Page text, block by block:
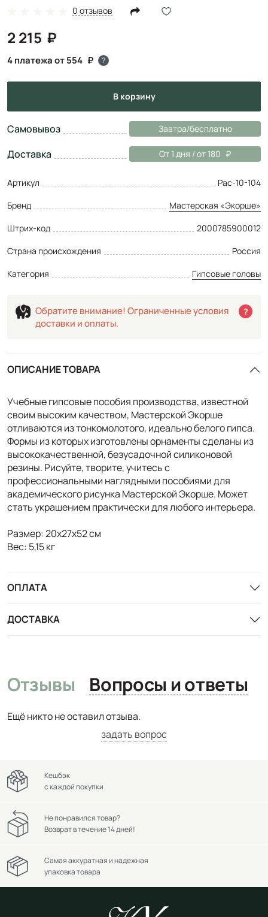
0 отзывов
2 215
4 платежа от 554 ?
в корзину
Самовывоз Завтра/бесплатно
Доставка От 1 дня / от 180
Артикул
Рас-10-104
Бренд
Мастерская «Экорше»
Штрих-код
2000785900012
Страна происхождения
Россия
Категория
Гипсовые головы
Обратите внимание! Ограниченные условия
доставки и оплаты.
?
ОПИСАНИЕ ТОВАРА
Учебные гипсовые пособия производства, известной
своим высоким качеством, Мастерской Экорше
отливаются из тонкомолотого, идеально белого гипса.
Формы из которых изготовлены орнаменты сделаны из
высококачественной, безусадочной силиконовой
резины. Рисуйте, творите, учитесь с
профессиональными наглядными пособиями для
академического рисунка Мастерской Экорше. Может
стать украшением практически для любого интерьера.
Размер: 20х27х52 см
Вес: 5,15 кг
ОПЛАТА
ДОСТАВКА
Отзывы Вопросы и ответы
Ещё никто не оставил отзыва.
задать вопрос
Кешбэк
с каждой покупки
Не понравился товар?
Возврат в течение 14 дней!
Самая аккуратная и надежная
упаковка товара